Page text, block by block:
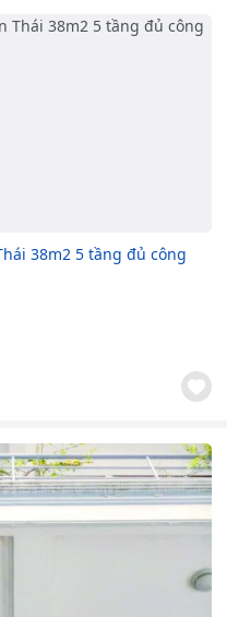
38m2 5 tầng đủ công